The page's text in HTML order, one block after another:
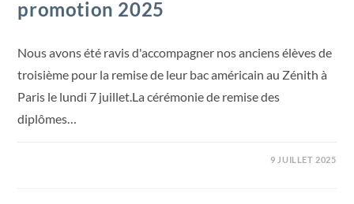
promotion 2025
Nous avons été ravis d'accompagner nos anciens élèves de
troisième pour la remise de leur bac américain au Zénith à
Paris le lundi 7 juillet.La cérémonie de remise des
diplômes…
9 JUILLET 2025